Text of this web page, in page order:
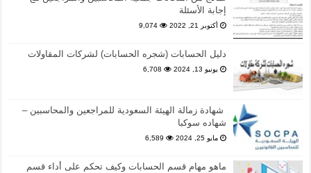
إجابة الأسئلة
أكتوبر 21, 2022 9,074
دليل الحسابات (شجره الحسابات) لشركات المقاولات
يونيو 13, 2024 6,708
شهادة زمالة الهيئة السعودية للمراجعين والمحاسبين –
شهاده سوكبا
مايو 25, 2024 6,589
ماهو مهام قسم الحسابات وكيف تحكم على أداء قسم